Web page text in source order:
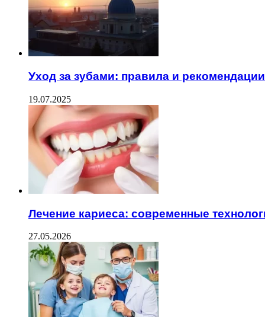
Уход за зубами: правила и рекомендации
19.07.2025
Лечение кариеса: современные
27.05.2026